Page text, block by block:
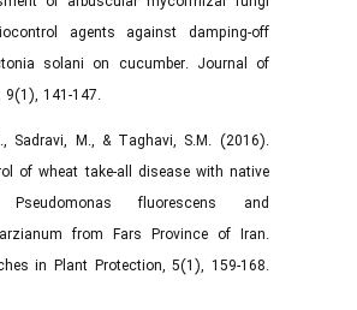
agents against damping-off
solani on cucumber. Journal of
9(1), 141-147.
Sadravi, M., & Taghavi, S.M. (2016).
of wheat take-all disease with native
fluorescens and
from Fars Province of Iran.
in Plant Protection, 5(1), 159-168.